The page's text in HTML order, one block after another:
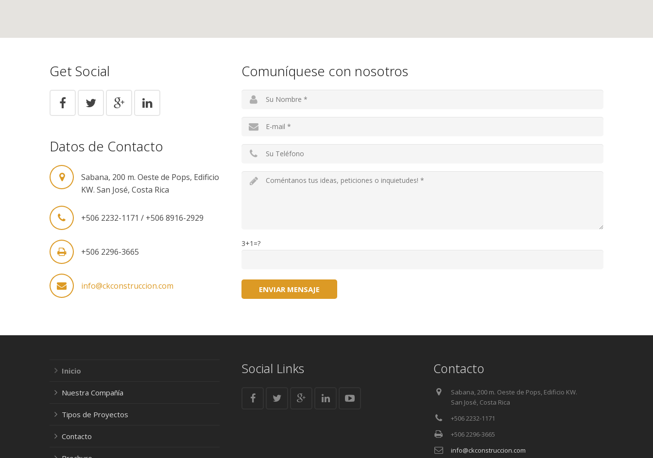
Get Social
Datos de Contacto
Sabana, 200 m. Oeste de Pops, Edificio
KW. San José, Costa Rica
+506 2232-1171 / +506 8916-2929
+506 2296-3665
info@ckconstruccion.com
Comuníquese con nosotros
3+1=?
Inicio
Nuestra Compañía
Tipos de Proyectos
Contacto
Social Links Contacto
Sabana, 200 m. Oeste de Pops, Edificio KW.
San José, Costa Rica
+506 2232-1171
+506 2296-3665
info@ckconstruccion.com